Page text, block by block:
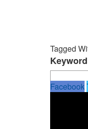
Tagged
Facebook